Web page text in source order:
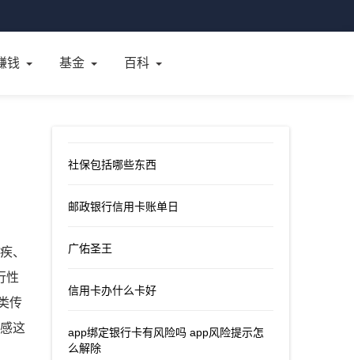
钱 基金 百科
、
性
传
这
社保包括哪些东西
邮政银行信用卡账单日
广佑圣王
信用卡办什么卡好
app绑定银行卡有风险吗 app风险提示怎
么解除